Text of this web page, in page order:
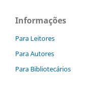
Informações
Para Leitores
Para Autores
Para Bibliotecários